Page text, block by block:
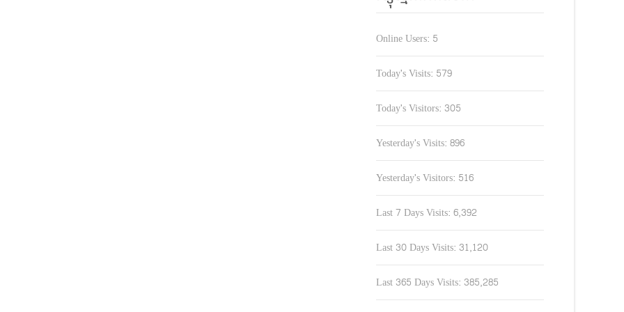
Online Users: 5
Today's Visits: 579
Today's Visitors: 305
Yesterday's Visits: 896
Yesterday's Visitors: 516
Last 7 Days Visits: 6,392
Last 30 Days Visits: 31,120
Last 365 Days Visits: 385,285